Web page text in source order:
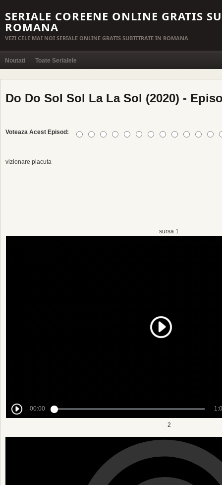
SERIALE COREENE ONLINE GRATIS
ROMANA
VEZI CELE MAI NOI SERIALE ONLINE GRATIS SUBTITRATE IN ROMANA
Noutati Toate Serialele
Do Do Sol Sol La La Sol (2020) -
Voteaza Acest Episod:
vizionare placuta
sursa 1
2